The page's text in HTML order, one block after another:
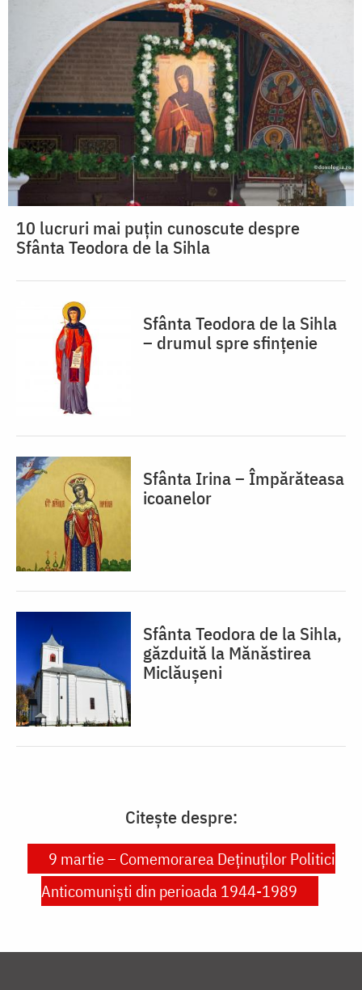
10 lucruri mai puțin cunoscute despre
Sfânta Teodora de la Sihla
Sfânta Teodora de la Sihla
– drumul spre sfințenie
Sfânta Irina – Împărăteasa
icoanelor
Sfânta Teodora de la Sihla,
găzduită la Mănăstirea
Miclăușeni
Citește despre:
9 martie – Comemorarea Deținuților Politici
Anticomuniști din perioada 1944-1989